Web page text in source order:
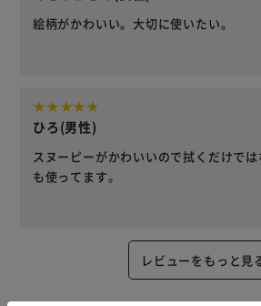
絵柄がかわいい。大切に使いたい。
ひろ(男性)
スヌーピーがかわいいので拭くだけで
も使ってます。
レビューをもっと見